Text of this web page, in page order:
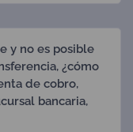
y no es posible
¿cómo
de cobro,
bancaria,